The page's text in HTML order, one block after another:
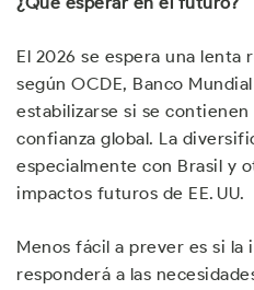
El 2026 se espera una lenta
según OCDE, Banco
estabilizarse si se
confianza global. La
especialmente con Brasil y
impactos futuros de EE. UU.
Menos fácil a prever es si la
responderá a las